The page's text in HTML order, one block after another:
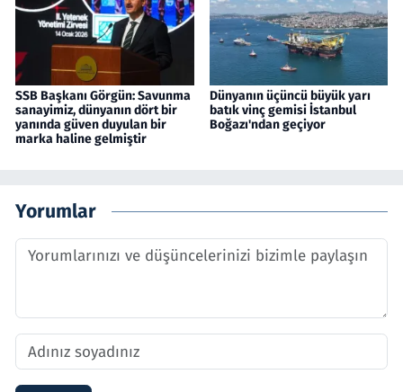
SSB Başkanı Görgün: Savunma
sanayimiz, dünyanın dört bir
yanında güven duyulan bir
marka haline gelmiştir
Dünyanın üçüncü büyük yarı
batık vinç gemisi İstanbul
Boğazı'ndan geçiyor
Yorumlar